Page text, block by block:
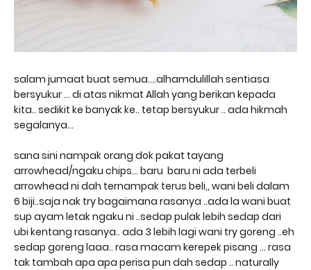
salam jumaat buat semua....alhamdulillah sentiasa
bersyukur ... di atas nikmat Allah yang berikan kepada
kita.. sedikit ke banyak ke.. tetap bersyukur .. ada hikmah
segalanya...
sana sini nampak orang dok pakat tayang
arrowhead/ngaku chips... baru baru ni ada terbeli
arrowhead ni dah ternampak terus beli,, wani beli dalam
6 biji..saja nak try bagaimana rasanya ..ada la wani buat
sup ayam letak ngaku ni ..sedap pulak lebih sedap dari
ubi kentang rasanya.. ada 3 lebih lagi wani try goreng ..eh
sedap goreng laaa.. rasa macam kerepek pisang ... rasa
tak tambah apa apa perisa pun dah sedap .. naturally